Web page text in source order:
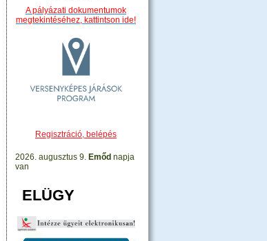
A pályázati dokumentumok
megtekintéséhez, kattintson ide!
Regisztráció, belépés
2026. augusztus 9. Emőd napja
van
ELÜGY